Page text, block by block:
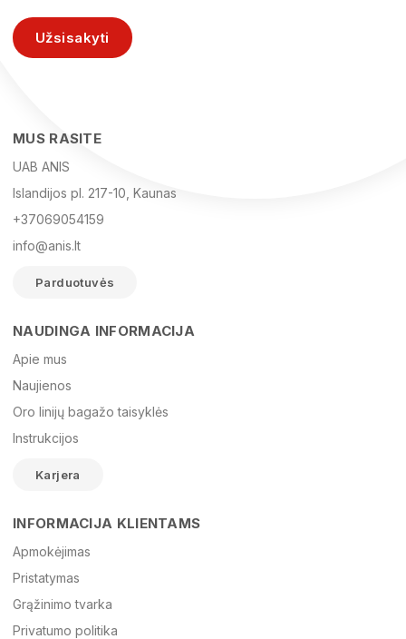
El. paštas
Žinutė
Užsisakyti
MUS RASITE
UAB ANIS
Islandijos pl. 217-10, Kaunas
+37069054159
info@anis.lt
Parduotuvės
NAUDINGA INFORMACIJA
Apie mus
Naujienos
Oro linijų bagažo taisyklės
Instrukcijos
Karjera
INFORMACIJA KLIENTAMS
Apmokėjimas
Pristatymas
Grąžinimo tvarka
Privatumo politika